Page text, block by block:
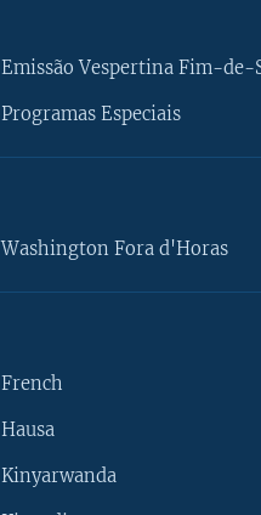
Emissão Vespertina Fim-de-
Programas Especiais
Washington Fora d'Horas
French
Hausa
Kinyarwanda